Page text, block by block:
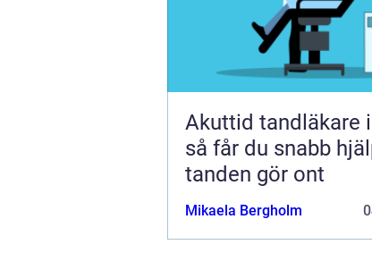
Akuttid tandläkare
så får du snabb
tanden gör ont
Mikaela Bergholm